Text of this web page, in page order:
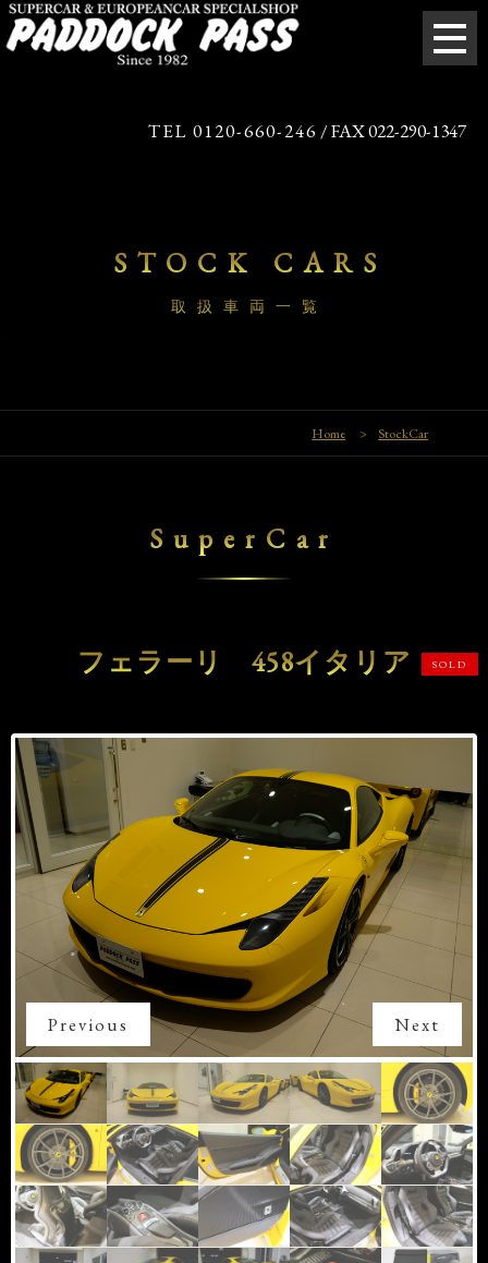
TEL 0120-660-246 / FAX 022-290-1347
STOCK CARS
取扱車両一覧
Home > StockCar
SuperCar
フェラーリ 458イタリア SOLD
Previous Next